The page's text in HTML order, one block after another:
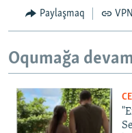
Paylaşmaq
Oqumağa